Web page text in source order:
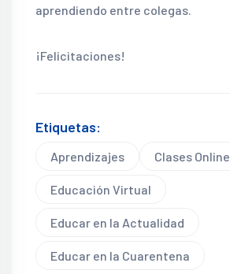
aprendiendo entre colegas.
¡Felicitaciones!
Etiquetas:
Aprendizajes Clases Online
Educación Virtual
Educar en la Actualidad
Educar en la Cuarentena